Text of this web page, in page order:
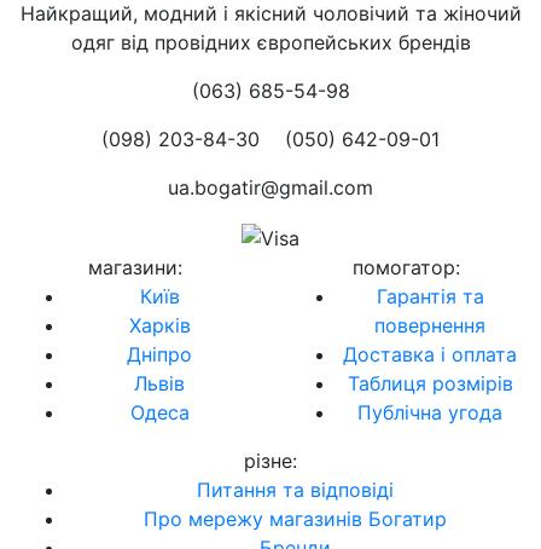
Найкращий, модний і якісний чоловічий та жіночий
одяг від провідних європейських брендів
(063) 685-54-98
(098) 203-84-30
(050) 642-09-01
ua.bogatir@gmail.com
магазини:
Київ
Харків
Дніпро
Львів
Одеса
помогатор:
Гарантія та
повернення
Доставка і оплата
Таблиця розмірів
Публічна угода
різне:
Питання та відповіді
Про мережу магазинів Богатир